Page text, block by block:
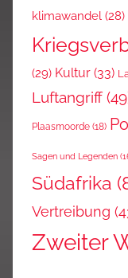
klimawandel (28)
(29) Kultur (33)
Luftangriff
Plaasmoorde (18)
Sagen und Legenden
Südafrika
Vertreibung
Zweiter